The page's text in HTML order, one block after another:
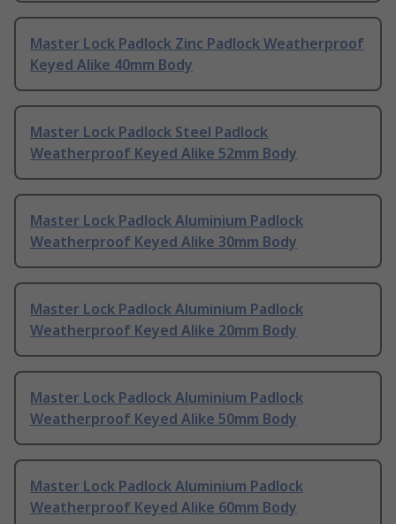
Master Lock Padlock Zinc Padlock Weatherproof
Keyed Alike 40mm Body
Master Lock Padlock Steel Padlock
Weatherproof Keyed Alike 52mm Body
Master Lock Padlock Aluminium Padlock
Weatherproof Keyed Alike 30mm Body
Master Lock Padlock Aluminium Padlock
Weatherproof Keyed Alike 20mm Body
Master Lock Padlock Aluminium Padlock
Weatherproof Keyed Alike 50mm Body
Master Lock Padlock Aluminium Padlock
Weatherproof Keyed Alike 60mm Body